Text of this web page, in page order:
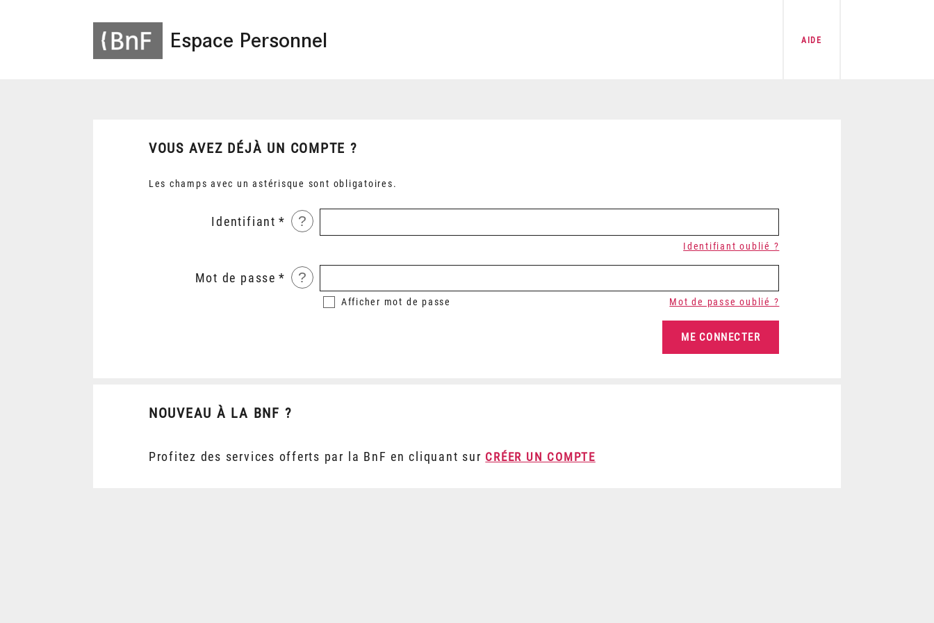
Espace Personnel AIDE
VOUS AVEZ DÉJÀ UN COMPTE ?
Les champs avec un astérisque sont obligatoires.
Identifiant ?
Identifiant oublié ?
Mot de passe ?
Afficher mot de passe Mot de passe oublié ?
NOUVEAU À LA BNF ?
Profitez des services offerts par la BnF en cliquant sur CRÉER UN COMPTE